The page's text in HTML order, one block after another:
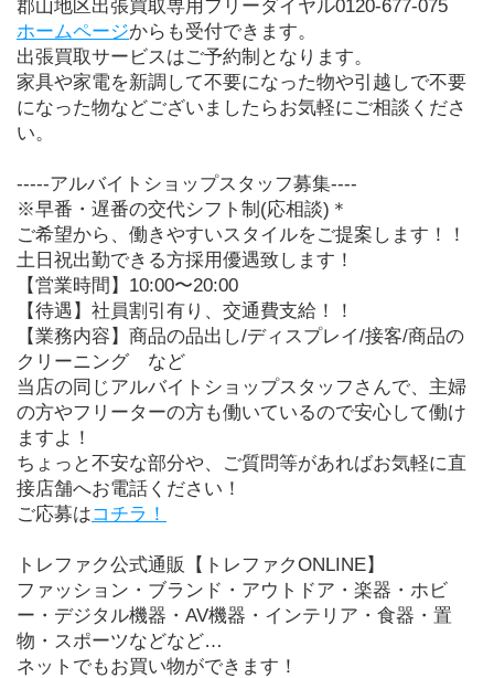
郡山地区出張買取専用フリーダイヤル0120-677-075
ホームページからも受付できます。
出張買取サービスはご予約制となります。
家具や家電を新調して不要になった物や引越しで不要
になった物などございましたらお気軽にご相談くださ
い。
-----アルバイトショップスタッフ募集----
※早番・遅番の交代シフト制(応相談)＊
ご希望から、働きやすいスタイルをご提案します！！
土日祝出勤できる方採用優遇致します！
【営業時間】10:00〜20:00
【待遇】社員割引有り、交通費支給！！
【業務内容】商品の品出し/ディスプレイ/接客/商品の
クリーニング　など
当店の同じアルバイトショップスタッフさんで、主婦
の方やフリーターの方も働いているので安心して働け
ますよ！
ちょっと不安な部分や、ご質問等があればお気軽に直
接店舗へお電話ください！
ご応募はコチラ！
トレファク公式通販【トレファクONLINE】
ファッション・ブランド・アウトドア・楽器・ホビ
ー・デジタル機器・AV機器・インテリア・食器・置
物・スポーツなどなど…
ネットでもお買い物ができます！